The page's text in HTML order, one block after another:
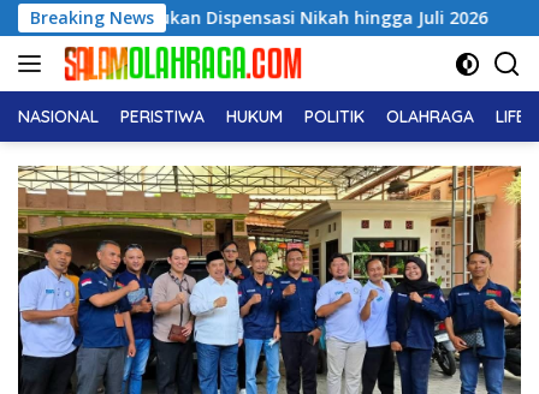
Langsung
ke
konten
Breaking News
Ajukan Dispensasi Nikah hingga Juli 2026 Anak 10
NASIONAL PERISTIWA HUKUM POLITIK OLAHRAGA